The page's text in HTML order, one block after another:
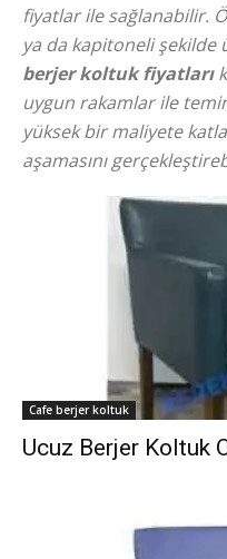
fiyatlar ile sağlanabilir.
ya da kapitoneli şekilde
berjer koltuk fiyatları
uygun rakamlar ile
yüksek bir maliyete
aşamasını
Cafe berjer koltuk
Ucuz Berjer Koltuk